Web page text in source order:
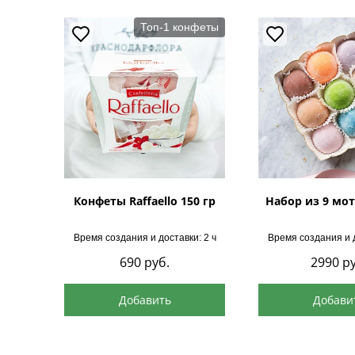
Топ-1 конфеты
Конфеты Raffaello 150 гр
Время создания и доставки: 2 ч
690 руб.
Добавить
Набор из 9
Время создания и
2990